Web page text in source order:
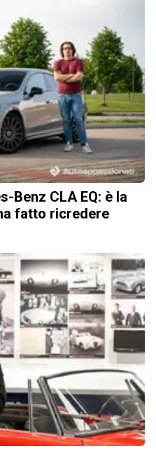
Benz CLA EQ: è la
fatto ricredere